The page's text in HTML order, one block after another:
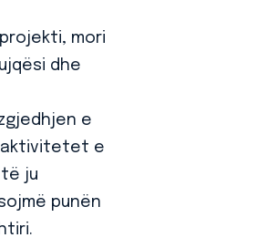
mori
dhe
e
aktivitetet e
ju
punën